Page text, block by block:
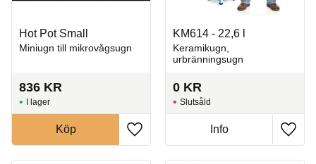
Hot Pot Small
Miniugn till mikrovågsugn
836 KR
Lägg till i favoriter
I lager
Köp
KM614 - 22,6 l
Keramikugn,
urbränningsugn
0 KR
Lägg
Slutsåld
Info